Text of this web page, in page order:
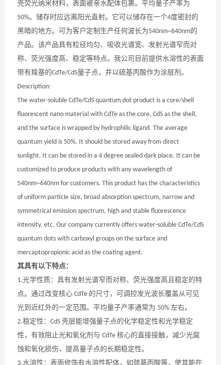
壳荧光纳米材料，表面被亲水配体包裹。平均量子产率为
50%。储存时应远离阳光直射。它可以储存在一个4度密封的
黑暗的地方。可为客户定制生产任何波长为540nm~640nm的
产品。该产品具有粒径均匀、吸收光谱宽、发射光谱窄而对
称、荧光强度高、稳定等特点。我公司目前提供水溶性的表面
带有羧基的CdTe/CdS量子点，并以硫基丙酸作为涂层剂。
Description:
The water-soluble CdTe/CdS quantum dot product is a core/shell
fluorescent nano material with CdTe as the core, CdS as the shell,
and the surface is wrapped by hydrophilic ligand. The average
quantum yield is 50%. It should be stored away from direct
sunlight. It can be stored in a 4 degree sealed dark place. It can be
customized to produce products with any wavelength of
540nm~640nm for customers. This product has the characteristics
of uniform particle size, broad absorption spectrum, narrow and
symmetrical emission spectrum, high and stable fluorescence
intensity, etc. Our company currently offers water-soluble CdTe/CdS
quantum dots with carboxyl groups on the surface and
mercaptopropionic acid as the coating agent.
其具有以下特点：
1.光学性质：具有发射光谱窄而对称、荧光强度高且稳定的特
点。通过改变核心 CdTe 的尺寸，可调控发光波长覆盖从可见
光到近红外的一定范围。平均量子产率通常为 50% 左右。
2.稳定性： CdS 壳层能增强量子点的化学稳定性和光学稳定
性，有效阻止光和氧化剂与 CdTe 核心的直接接触，减少光腐
蚀和氧化损伤，提高量子点的长期稳定性。
3.水溶性：表面修饰有水溶性配体，如巯基丙酸等，使其能在